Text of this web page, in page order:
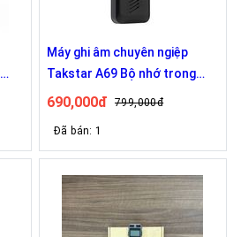
Máy ghi âm chuyên ngiệp
Takstar A69 Bộ nhớ trong
16G
690,000đ 799,000đ
Đã bán: 1